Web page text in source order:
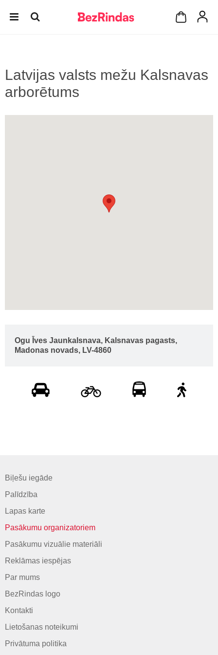
Latvijas valsts mežu Kalsnavas
arborētums
Ogu Īves Jaunkalsnava, Kalsnavas pagasts,
Madonas novads, LV-4860
Biļešu iegāde
Palīdzība
Lapas karte
Pasākumu organizatoriem
Pasākumu vizuālie materiāli
Reklāmas iespējas
Par mums
BezRindas logo
Kontakti
Lietošanas noteikumi
Privātuma politika